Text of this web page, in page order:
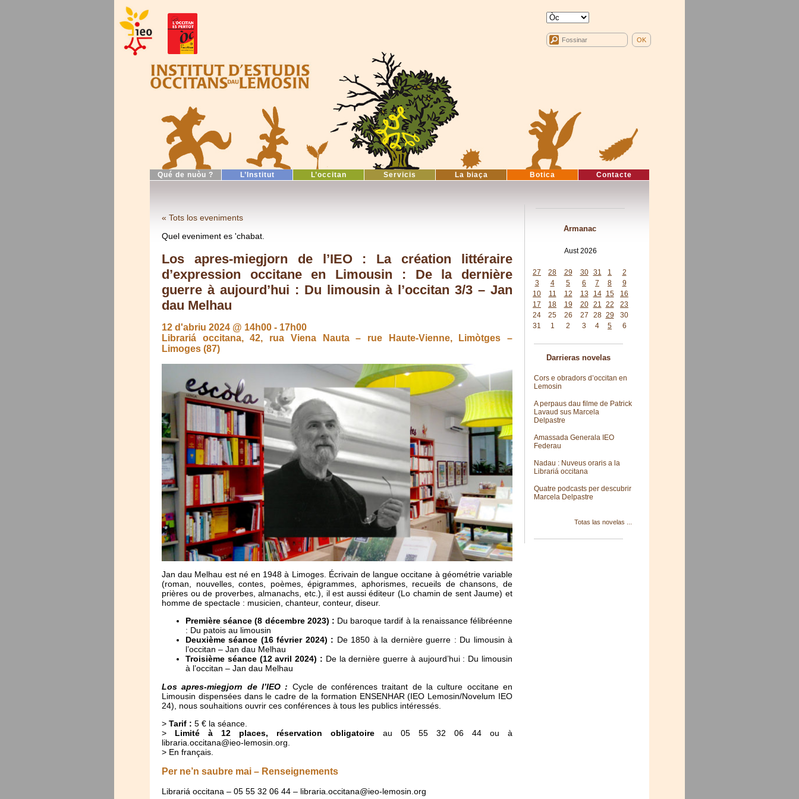
Qué de nuòu ? L’Institut L’occitan Servicis La biaça Botica Contacte
« Tots los eveniments
Quel eveniment es 'chabat.
Los apres-miegjorn de l’IEO : La création littéraire
d’expression occitane en Limousin : De la dernière
guerre à aujourd’hui : Du limousin à l’occitan 3/3 – Jan
dau Melhau
12 d'abriu 2024 @ 14h00 - 17h00
Librariá occitana, 42, rua Viena Nauta – rue Haute-Vienne, Limòtges –
Limoges (87)
Jan dau Melhau est né en 1948 à Limoges. Écrivain de langue occitane à géométrie variable
(roman, nouvelles, contes, poèmes, épigrammes, aphorismes, recueils de chansons, de
prières ou de proverbes, almanachs, etc.), il est aussi éditeur (Lo chamin de sent Jaume) et
homme de spectacle : musicien, chanteur, conteur, diseur.
Première séance (8 décembre 2023) : Du baroque tardif à la renaissance félibréenne
: Du patois au limousin
Deuxième séance (16 février 2024) : De 1850 à la dernière guerre : Du limousin à
l’occitan – Jan dau Melhau
Troisième séance (12 avril 2024) : De la dernière guerre à aujourd’hui : Du limousin
à l’occitan – Jan dau Melhau
Los apres-miegjorn de l’IEO : Cycle de conférences traitant de la culture occitane en
Limousin dispensées dans le cadre de la formation ENSENHAR (IEO Lemosin/Novelum IEO
24), nous souhaitions ouvrir ces conférences à tous les publics intéressés.
> Tarif : 5 € la séance.
> Limité à 12 places, réservation obligatoire au 05 55 32 06 44 ou à
libraria.occitana@ieo-lemosin.org.
> En français.
Per ne’n saubre mai – Renseignements
Librariá occitana – 05 55 32 06 44 – libraria.occitana@ieo-lemosin.org
Armanac
Aust 2026
27
28 29 30 31 1
2
3
4 5 6 7 8
9
10
11 12 13 14 15
16
17
18 19 20 21 22
23
24
25 26 27 28 29
30
31
1 2 3 4 5 6
Darrieras novelas
Cors e obradors d’occitan en
Lemosin
A perpaus dau filme de Patrick
Lavaud sus Marcela
Delpastre
Amassada Generala IEO
Federau
Nadau : Nuveus oraris a la
Librariá occitana
Quatre podcasts per descubrir
Marcela Delpastre
Totas las novelas ...